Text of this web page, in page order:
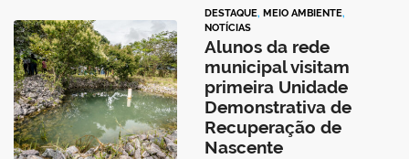
DESTAQUE, MEIO AMBIENTE,
NOTÍCIAS
Alunos da rede
municipal visitam
primeira Unidade
Demonstrativa de
Recuperação de
Nascente